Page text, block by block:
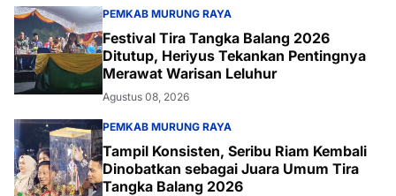
PEMKAB MURUNG RAYA
Festival Tira Tangka Balang 2026
Ditutup, Heriyus Tekankan Pentingnya
Merawat Warisan Leluhur
Agustus 08, 2026
PEMKAB MURUNG RAYA
Tampil Konsisten, Seribu Riam Kembali
Dinobatkan sebagai Juara Umum Tira
Tangka Balang 2026